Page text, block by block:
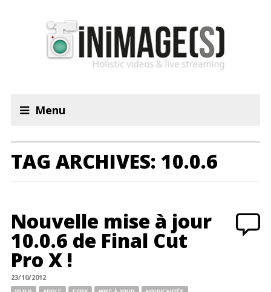
Menu
TAG ARCHIVES: 10.0.6
Nouvelle mise à jour
10.0.6 de Final Cut
Pro X !
23/10/2012